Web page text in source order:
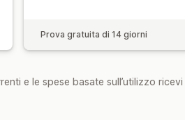
Prova gratuita di 14 giorni
e le spese basate sull’utilizzo